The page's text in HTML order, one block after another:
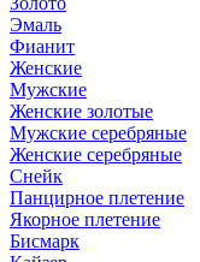
Эмаль
Фианит
Женские
Мужские
Женские золотые
Мужские серебряные
Женские серебряные
Снейк
Панцирное плетение
Якорное плетение
Бисмарк